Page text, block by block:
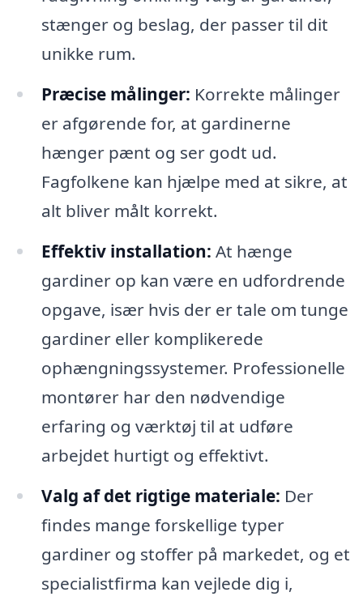
stænger og beslag, der passer til dit
unikke rum.
Præcise målinger: Korrekte målinger
er afgørende for, at gardinerne
hænger pænt og ser godt ud.
Fagfolkene kan hjælpe med at sikre, at
alt bliver målt korrekt.
Effektiv installation: At hænge
gardiner op kan være en udfordrende
opgave, især hvis der er tale om tunge
gardiner eller komplikerede
ophængningssystemer. Professionelle
montører har den nødvendige
erfaring og værktøj til at udføre
arbejdet hurtigt og effektivt.
Valg af det rigtige materiale: Der
findes mange forskellige typer
gardiner og stoffer på markedet, og et
specialistfirma kan vejlede dig i,